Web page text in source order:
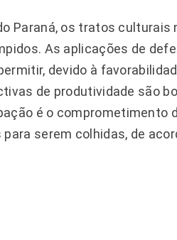
Paraná, os tratos
As aplicações de
devido à
de produtividade são
é o comprometimento
serem colhidas, de